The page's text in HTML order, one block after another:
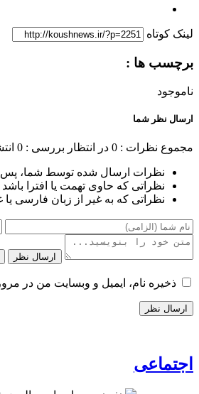
لینک کوتاه
برچسب ها :
ناموجود
ارسال نظر شما
مجموع نظرات : 0 در انتظار بررسی : 0
نظرات ارسال شده توسط شما، پس
نظراتی که حاوی تهمت یا افترا
نظراتی که به غیر از زبان فارسی
ارسال نظر
ذخیره نام، ایمیل و وبسایت من در
اجتماعی